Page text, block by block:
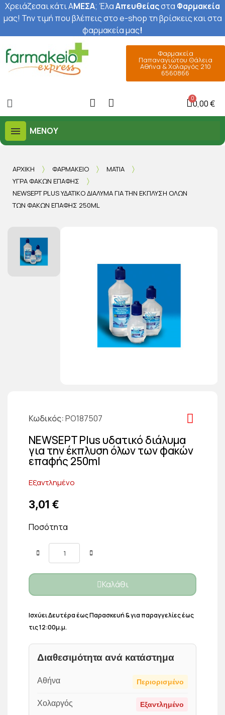
Χρειάζεσαι κάτι ΑΜΕΣΑ; ΈλαΑπευθείαςστα Φαρμακεία
μας! Την τιμή που βλέπεις στο e-shop τη βρίσκεις και στα
φαρμακεία μας!
Φαρμακεία
Παπαναγιώτου Θάλεια
Αθήνα & Χολαργός 210
6560866
0,00 €
ΜΕΝΟΎ
ΑΡΧΙΚΉ ΦΑΡΜΑΚΕΊΟ
ΜΆΤΙΑ
ΥΓΡΆ ΦΑΚΏΝ ΕΠΑΦΉΣ
NEWSEPT PLUS ΥΔΑΤΙΚΌ ΔΙΆΛΥΜΑ ΓΙΑ ΤΗΝ ΈΚΠΛΥΣΗ ΌΛΩΝ
ΤΩΝ ΦΑΚΏΝ ΕΠΑΦΉΣ 250ML
Κωδικός PO187507
NEWSEPT Plus υδατικό διάλυμα
για την έκπλυση όλων των φακών
επαφής 250ml
Εξαντλημένο
3,01 €
Ποσότητα
Καλάθι
Ισχύει Δευτέρα έως Παρασκευή & για παραγγελίες έως
τις 12:00μ.μ.
Διαθεσιμότητα ανά κατάστημα
Αθήνα Περιορισμένο
Χολαργός Εξαντλημένο